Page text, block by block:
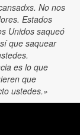
No nos
Estados
Unidos saqueó
que saquear
es lo que
que
ustedes.»